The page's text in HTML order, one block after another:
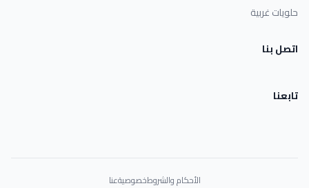
حلويات غربية
اتصل بنا
تابعنا
الأحكام والشروطخصوصيةعنا